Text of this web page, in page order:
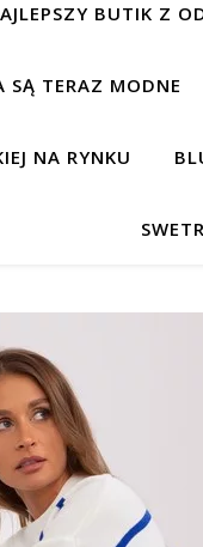
BUTIK Z
SĄ TERAZ MODNE
NA RYNKU